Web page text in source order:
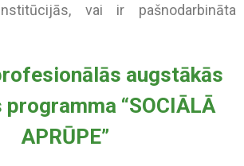
vai ir pašnodarbināta
augstākās
“SOCIĀLĀ
APRŪPE”